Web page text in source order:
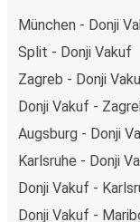
München - Donji
Split - Donji Vakuf
Zagreb - Donji
Donji Vakuf -
Augsburg - Donji
Karlsruhe - Donji
Donji Vakuf -
Donji Vakuf -